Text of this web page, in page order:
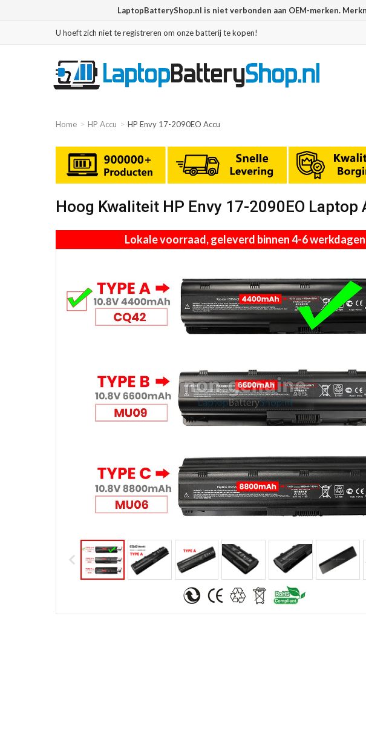
LaptopBatteryShop.nl is niet verbonden aan OEM-merken.
U hoeft zich niet te registreren om onze batterij te kopen!
Home HP Accu HP Envy 17-2090EO Accu
Hoog Kwaliteit HP Envy 17-2090EO Laptop
Lokale voorraad, geleverd binnen 4-6 werkdagen